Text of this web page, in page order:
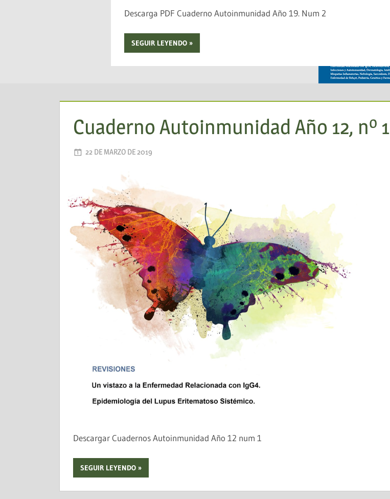
Descarga PDF Cuaderno Autoinmunidad Año 19. Num 2
SEGUIR LEYENDO
Cuaderno Autoinmunidad Año 12, nº 1
22 DE MARZO DE 2019
Descargar Cuadernos Autoinmunidad Año 12 num 1
SEGUIR LEYENDO